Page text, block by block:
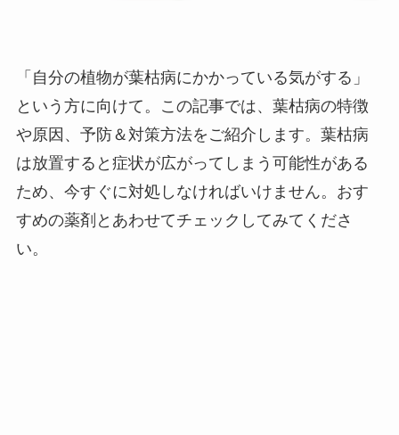
「自分の植物が葉枯病にかかっている気がする」
という方に向けて。この記事では、葉枯病の特徴
や原因、予防＆対策方法をご紹介します。葉枯病
は放置すると症状が広がってしまう可能性がある
ため、今すぐに対処しなければいけません。おす
すめの薬剤とあわせてチェックしてみてくださ
い。